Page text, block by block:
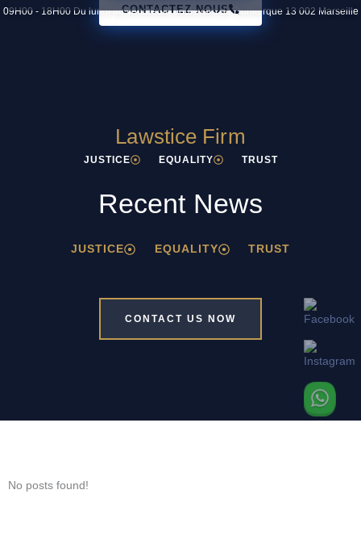
CONTACTEZ NOUS
09H00 - 18H00 Du lundi au vendredi6 boulevard de Dunkerque 13 002 Marseille
Lawstice Firm
JUSTICE EQUALITY TRUST
Recent News
JUSTICE EQUALITY TRUST
CONTACT US NOW
No posts found!